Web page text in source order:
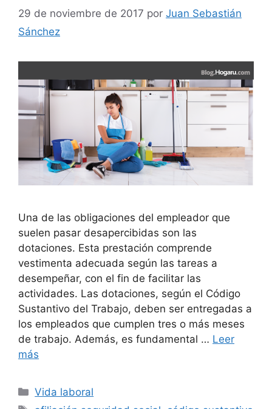
29 de noviembre de 2017 por Juan Sebastián
Sánchez
Una de las obligaciones del empleador que
suelen pasar desapercibidas son las
dotaciones. Esta prestación comprende
vestimenta adecuada según las tareas a
desempeñar, con el fin de facilitar las
actividades. Las dotaciones, según el Código
Sustantivo del Trabajo, deben ser entregadas a
los empleados que cumplen tres o más meses
de trabajo. Además, es fundamental … Leer
más
Categorías
Vida laboral